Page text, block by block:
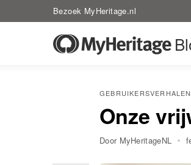
Bezoek MyHeritage.nl
GEBRUIKERSVERHALEN
Onze
Door MyHeritageNL